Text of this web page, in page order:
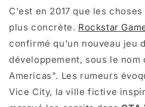
C'est en 2017 que les
plus concrète. Rockstar
confirmé qu'un nouveau jeu
développement, sous le
Americas". Les rumeurs
Vice City, la ville fictive